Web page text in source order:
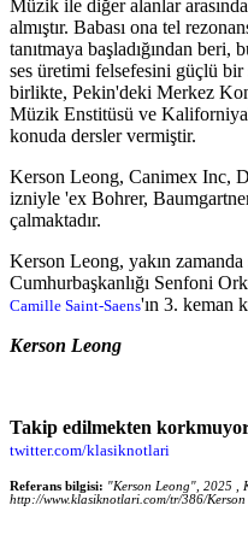
Müzik ile diğer alanlar
almıştır. Babası ona tel
tanıtmaya başladığından beri,
ses üretimi felsefesini güçlü
birlikte, Pekin'deki Merkez
Müzik Enstitüsü ve
konuda dersler vermiştir.
Kerson Leong, Canimex Inc,
izniyle 'ex Bohrer,
çalmaktadır.
Kerson Leong, yakın
Cumhurbaşkanlığı Senfoni
Camille Saint-Saens'ın 3. keman
Kerson Leong
Takip edilmekten
twitter.com/klasiknotlari
Referans bilgisi: "Kerson Leong", 2025 ,
http://www.klasiknotlari.com/tr/386/